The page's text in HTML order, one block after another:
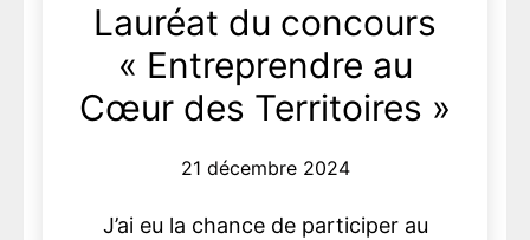
court
trail
de
Lauréat du concours
« Entreprendre au
Cœur des Territoires »
21 décembre 2024
J’ai eu la chance de participer au